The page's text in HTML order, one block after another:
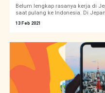
Belum lengkap rasanya kerja di
saat pulang ke Indonesia. Di
13 Feb 2021